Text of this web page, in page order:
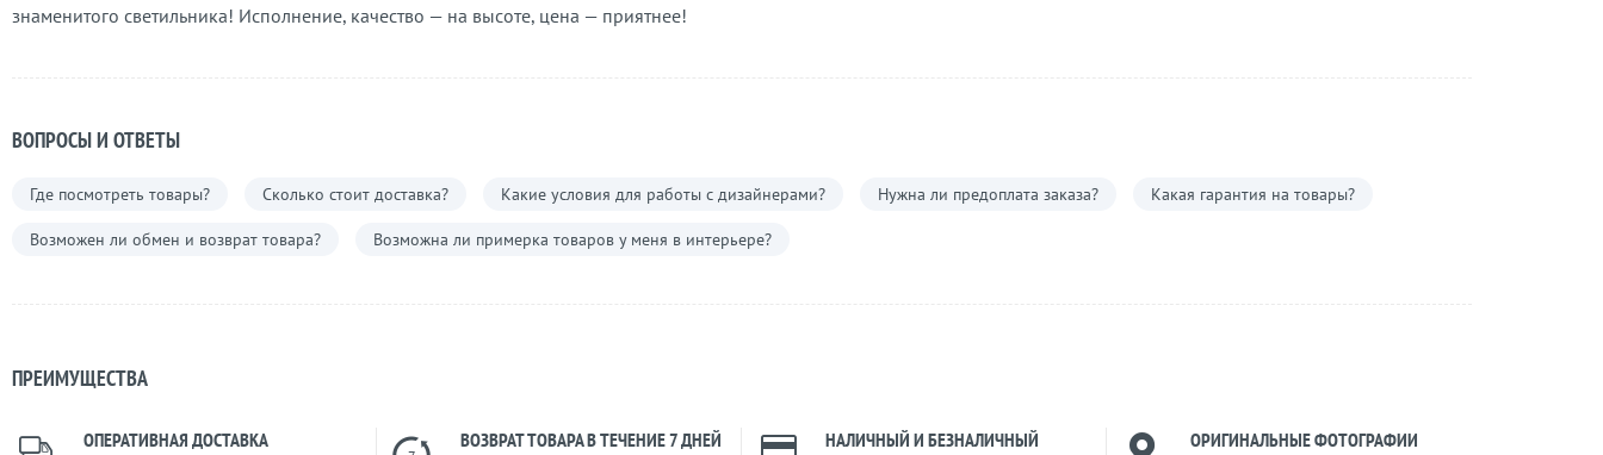
знаменитого светильника! Исполнение, качество — на высоте, цена — приятнее!
ВОПРОСЫ И ОТВЕТЫ
Где посмотреть товары? Сколько стоит доставка? Какие условия для работы с дизайнерами? Нужна ли предоплата заказа? Какая гарантия на товары?
Возможен ли обмен и возврат товара? Возможна ли примерка товаров у меня в интерьере?
ПРЕИМУЩЕСТВА
ОПЕРАТИВНАЯ ДОСТАВКА ВОЗВРАТ ТОВАРА В ТЕЧЕНИЕ 7 ДНЕЙ
НАЛИЧНЫЙ И БЕЗНАЛИЧНЫЙ
ОРИГИНАЛЬНЫЕ ФОТОГРАФИИ